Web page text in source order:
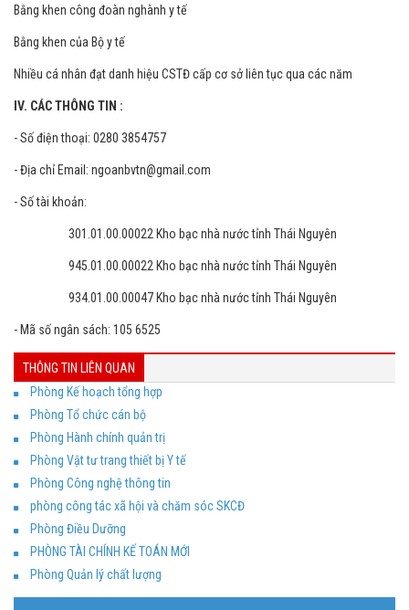
Huy chương vì sự nghiệp công đoàn
Bằng khen công đoàn nghành y tế
Bằng khen của Bộ y tế
IV. CÁC THÔNG TIN :
- Số điện thoại: 0280 3854757
301.01.00.00022 Kho bạc nhà nước tỉnh Thái Nguyên
945.01.00.00022 Kho bạc nhà nước tỉnh Thái Nguyên
- Mã số ngân sách: 105 6525
THÔNG TIN LIÊN QUAN
Phòng Kế hoạch tổng hợp
Phòng Tổ chức cán bộ
Phòng Hành chính quản trị
Phòng Vật tư trang thiết bị Y tế
Phòng Công nghệ thông tin
phòng công tác xã hội và chăm sóc SKCĐ
Phòng Điều Dưỡng
PHÒNG TÀI CHÍNH KẾ TOÁN MỚI